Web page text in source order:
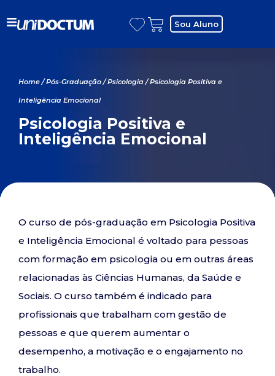
Sou Aluno
Home/Pós-Graduação/Psicologia/ Psicologia Positiva e
Inteligência Emocional
Psicologia Positiva e
Inteligência Emocional
O curso de pós-graduação em Psicologia Positiva
e Inteligência Emocional é voltado para pessoas
com formação em psicologia ou em outras áreas
relacionadas às Ciências Humanas, da Saúde e
Sociais. O curso também é indicado para
profissionais que trabalham com gestão de
pessoas e que querem aumentar o
desempenho, a motivação e o engajamento no
trabalho.